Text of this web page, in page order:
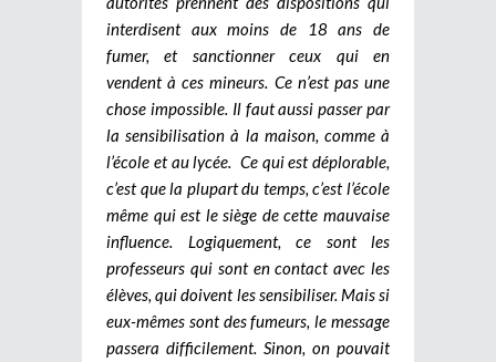
interdisent aux moins de 18 ans de
fumer, et sanctionner ceux qui en
vendent à ces mineurs. Ce n’est pas une
chose impossible. Il faut aussi passer par
la sensibilisation à la maison, comme à
l’école et au lycée. Ce qui est déplorable,
c’est que la plupart du temps, c’est l’école
même qui est le siège de cette mauvaise
influence. Logiquement, ce sont les
professeurs qui sont en contact avec les
élèves, qui doivent les sensibiliser. Mais si
eux-mêmes sont des fumeurs, le message
passera difficilement. Sinon, on pouvait